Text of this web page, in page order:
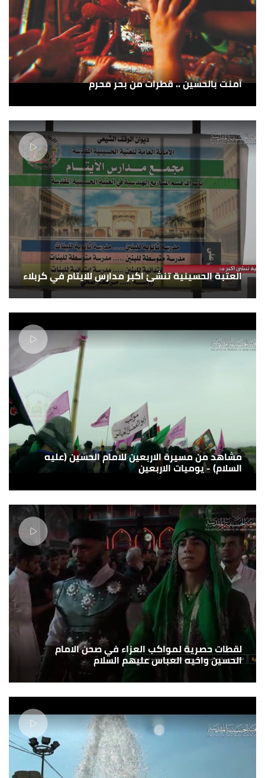
آمنت بالحسين .. قطرات من بحر محرم
العتبة الحسينية تنشئ اكبر مدارس للايتام في كربلاء
مشاهد من مسيرة الاربعين للامام الحسين (عليه
السلام) - يوميات الاربعين
لقطات حصرية لمواكب العزاء في صحن الامام
الحسين واخيه العباس عليهم السلام